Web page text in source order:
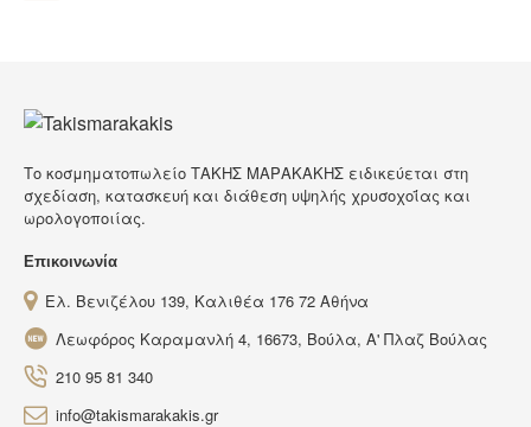
Tο κοσμηματοπωλείο ΤΑΚΗΣ ΜΑΡΑΚΑΚΗΣ ειδικεύεται στη
σχεδίαση, κατασκευή και διάθεση υψηλής χρυσοχοΐας και
ωρολογοποιίας.
Επικοινωνία
Ελ. Βενιζέλου 139, Καλιθέα 176 72 Αθήνα
Λεωφόρος Καραμανλή 4, 16673, Βούλα, Α' Πλαζ Βούλας
210 95 81 340
info@takismarakakis.gr